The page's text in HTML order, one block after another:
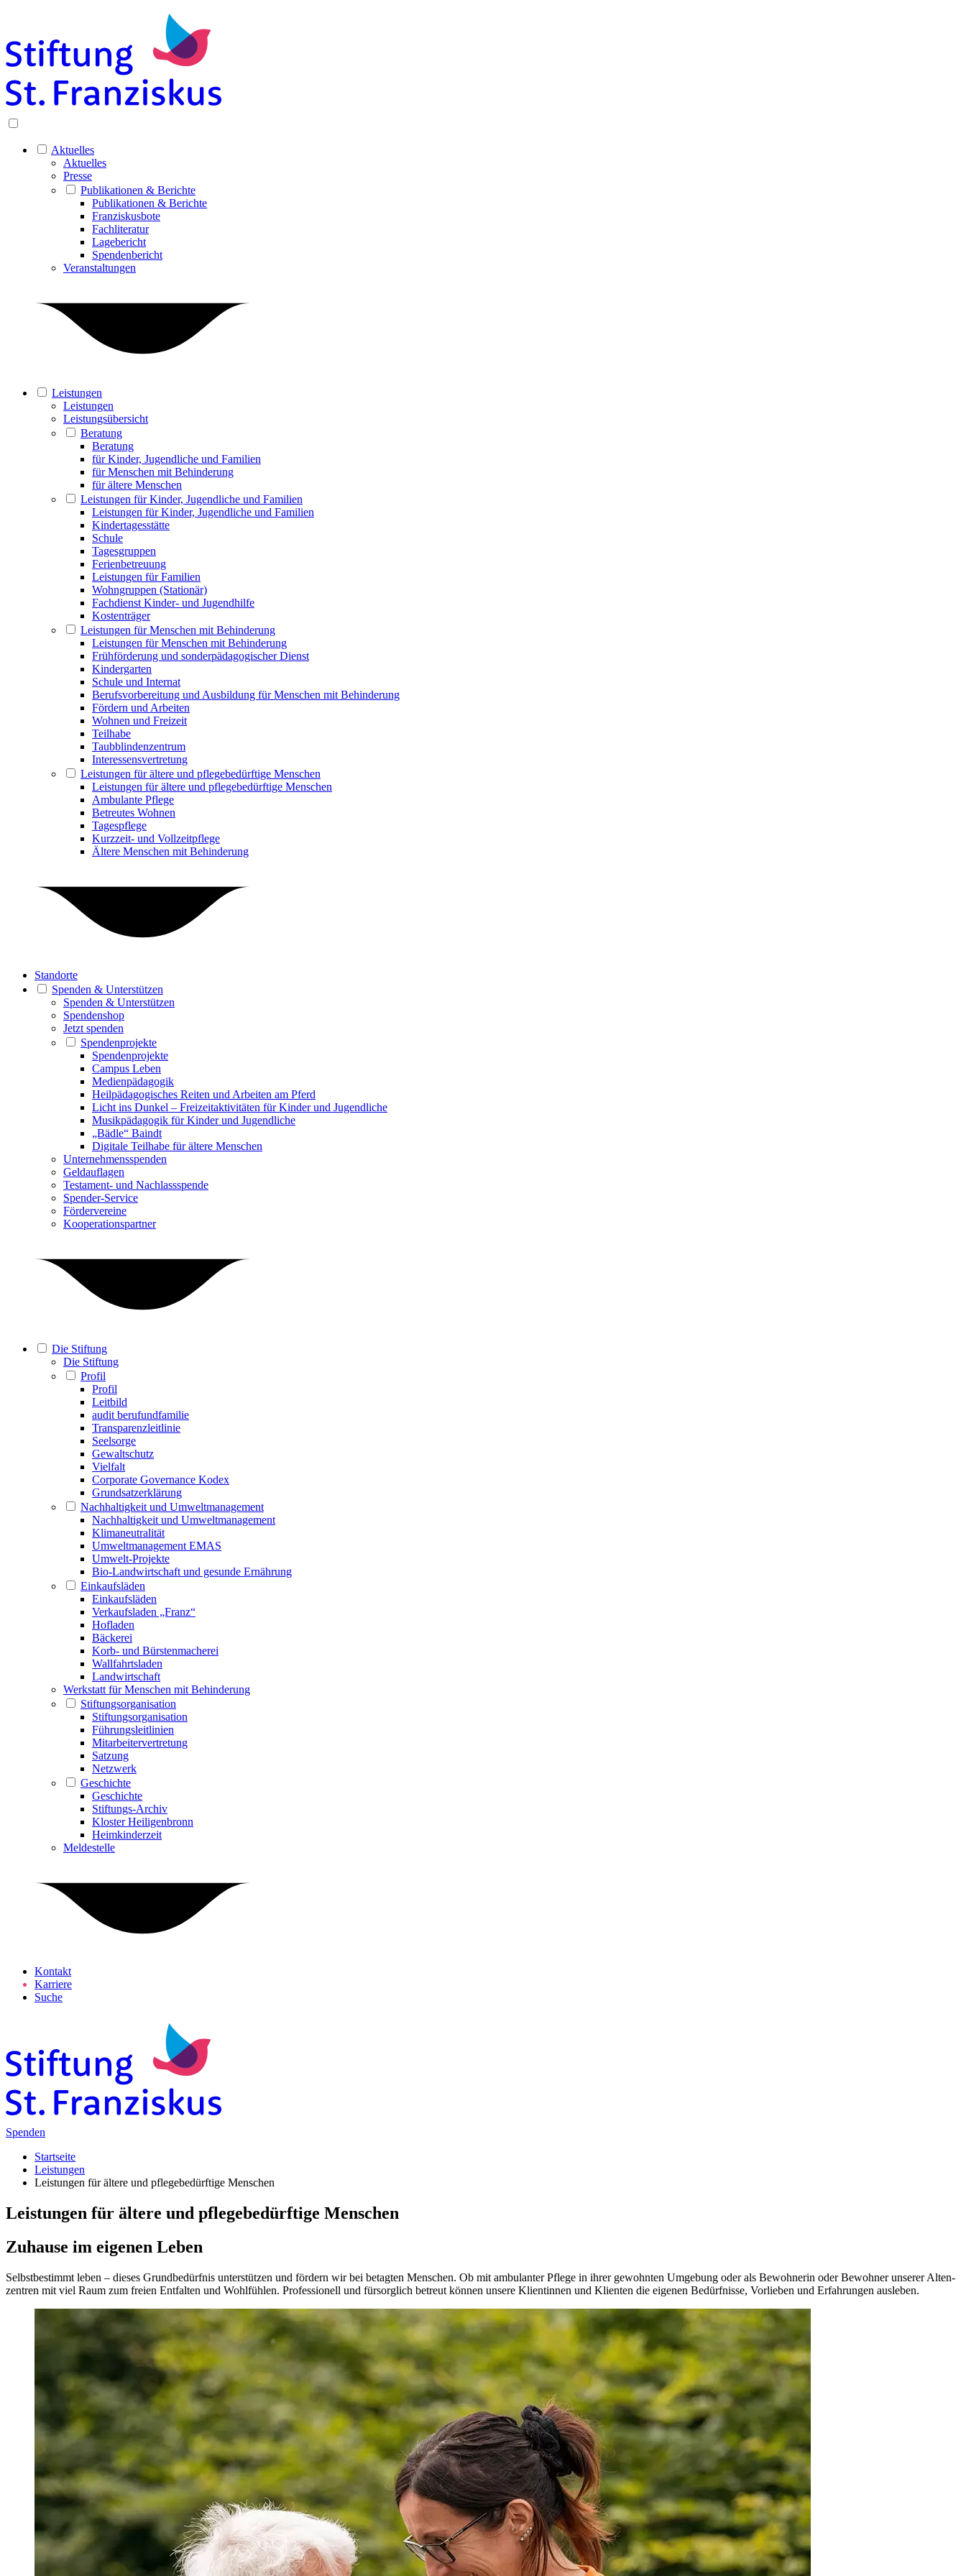
Aktuelles
Aktuelles
Presse
Publikationen & Berichte
Publikationen & Berichte
Franziskusbote
Fachliteratur
Lagebericht
Spendenbericht
Veranstaltungen
Leistungen
Leistungen
Leistungsübersicht
Beratung
Beratung
für Kinder, Jugendliche und Familien
für Menschen mit Behinderung
für ältere Menschen
Leistungen für Kinder, Jugendliche und Familien
Leistungen für Kinder, Jugendliche und Familien
Kindertagesstätte
Schule
Tagesgruppen
Ferienbetreuung
Leistungen für Familien
Wohngruppen (Stationär)
Fachdienst Kinder- und Jugendhilfe
Kostenträger
Leistungen für Menschen mit Behinderung
Leistungen für Menschen mit Behinderung
Frühförderung und sonderpädagogischer Dienst
Kindergarten
Schule und Internat
Berufsvorbereitung und Ausbildung für Menschen mit Behinderung
Fördern und Arbeiten
Wohnen und Freizeit
Teilhabe
Taubblindenzentrum
Interessensvertretung
Leistungen für ältere und pflegebedürftige Menschen
Leistungen für ältere und pflegebedürftige Menschen
Ambulante Pflege
Betreutes Wohnen
Tagespflege
Kurzzeit- und Vollzeitpflege
Ältere Menschen mit Behinderung
Standorte
Spenden & Unterstützen
Spenden & Unterstützen
Spendenshop
Jetzt spenden
Spendenprojekte
Spendenprojekte
Campus Leben
Medienpädagogik
Heilpädagogisches Reiten und Arbeiten am Pferd
Licht ins Dunkel – Freizeitaktivitäten für Kinder und Jugendliche
Musikpädagogik für Kinder und Jugendliche
„Bädle“ Baindt
Digitale Teilhabe für ältere Menschen
Unternehmensspenden
Geldauflagen
Testament- und Nachlassspende
Spender-Service
Fördervereine
Kooperationspartner
Die Stiftung
Die Stiftung
Profil
Profil
Leitbild
audit berufundfamilie
Transparenzleitlinie
Seelsorge
Gewaltschutz
Vielfalt
Corporate Governance Kodex
Grundsatzerklärung
Nachhaltigkeit und Umweltmanagement
Nachhaltigkeit und Umweltmanagement
Klimaneutralität
Umweltmanagement EMAS
Umwelt-Projekte
Bio-Landwirtschaft und gesunde Ernährung
Einkaufsläden
Einkaufsläden
Verkaufsladen „Franz“
Hofladen
Bäckerei
Korb- und Bürstenmacherei
Wallfahrtsladen
Landwirtschaft
Werkstatt für Menschen mit Behinderung
Stiftungsorganisation
Stiftungsorganisation
Führungsleitlinien
Mitarbeitervertretung
Satzung
Netzwerk
Geschichte
Geschichte
Stiftungs-Archiv
Kloster Heiligenbronn
Heimkinderzeit
Meldestelle
Kontakt
Karriere
Suche
Spenden
Startseite
Leistungen
Leistungen für ältere und pflegebedürftige Menschen
Leistungen für ältere und pflege­bedürftige Menschen
Zuhause im eigenen Leben
Selbst­bestimmt leben – dieses Grund­bedürfnis unterstützen und fördern wir bei betagten Menschen. Ob mit ambulanter Pflege in ihrer gewohnten Umgebung oder als Bewohnerin oder Bewohner unserer Alten­
zentren mit viel Raum zum freien Entfalten und Wohl­fühlen. Professionell und fürsorglich betreut können unsere Klientinnen und Klienten die eigenen Bedürfnisse, Vor­lieben und Erfahrungen ausleben.